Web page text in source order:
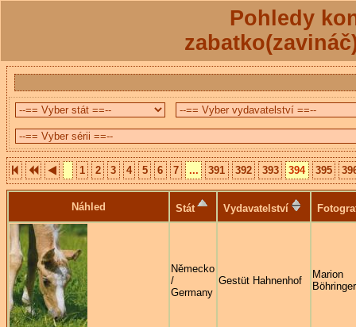
Pohledy
1 2 3 4 5 6 7 ... 391 392 393 394 395
Náhled Stát Vydavatelství
Německo
/
Germany
Gestüt Hahnenhof
Marion
Böhringer